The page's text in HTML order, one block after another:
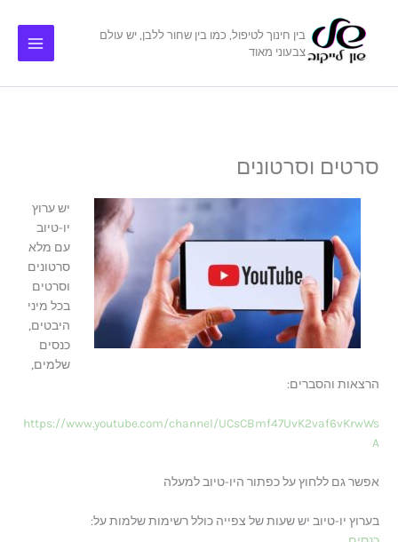
בין חינוך לטיפול, כמו בין שחור ללבן, יש עולם
צבעוני מאוד
סרטים וסרטונים
יש ערוץ
יו-טיוב
עם מלא
סרטונים
וסרטים
בכל מיני
היבטים,
כנסים
שלמים,
הרצאות והסברים:
https://www.youtube.com/channel/UCsCBmf47UvK2vaf6vKrwWs
A
אפשר גם ללחוץ על כפתור היו-טיוב למעלה
בערוץ יו-טיוב יש שעות של צפייה כולל רשימות שלמות על: